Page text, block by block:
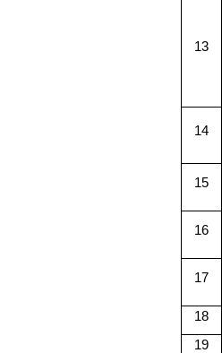
13
14
15
16
17
18
19